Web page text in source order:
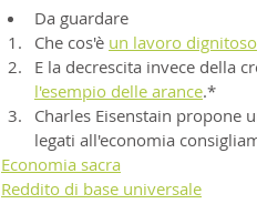
Da guardare
Che cos'è un lavoro dignitoso
E la decrescita invece della
l'esempio delle arance.*
Charles Eisenstain propone
legati all'economia
Economia sacra
Reddito di base universale